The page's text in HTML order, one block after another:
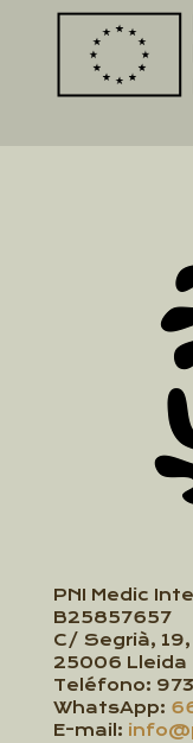
PNI Medic
B25857657
C/ Segrià,
25006 Lleida
Teléfono:
WhatsApp:
E-mail: